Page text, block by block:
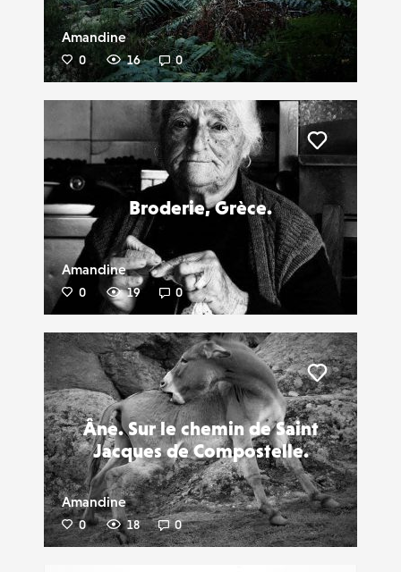
Amandine
0 16 0
Broderie, Grèce.
Amandine
0 19 0
Âne. Sur le chemin de Saint
Jacques de Compostelle.
Amandine
0 18 0
Liker